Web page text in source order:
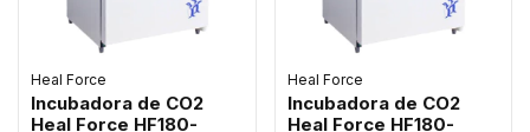
Heal Force
Incubadora de CO2
Heal Force HF180-
Heal Force
Incubadora de CO2
Heal Force HF180-